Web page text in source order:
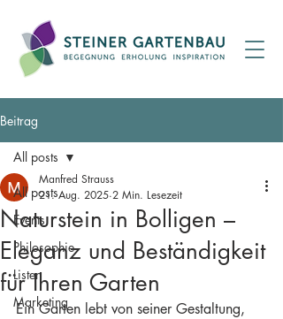
Beitrag
All posts
Events
Philosophie
Listen
Marketing
All posts
Naturstein in Bolligen –
Eleganz und Beständigkeit
für Ihren Garten
Manfred Strauss
21. Aug. 2025 2 Min. Lesezeit
Ein Garten lebt von seiner Gestaltung,